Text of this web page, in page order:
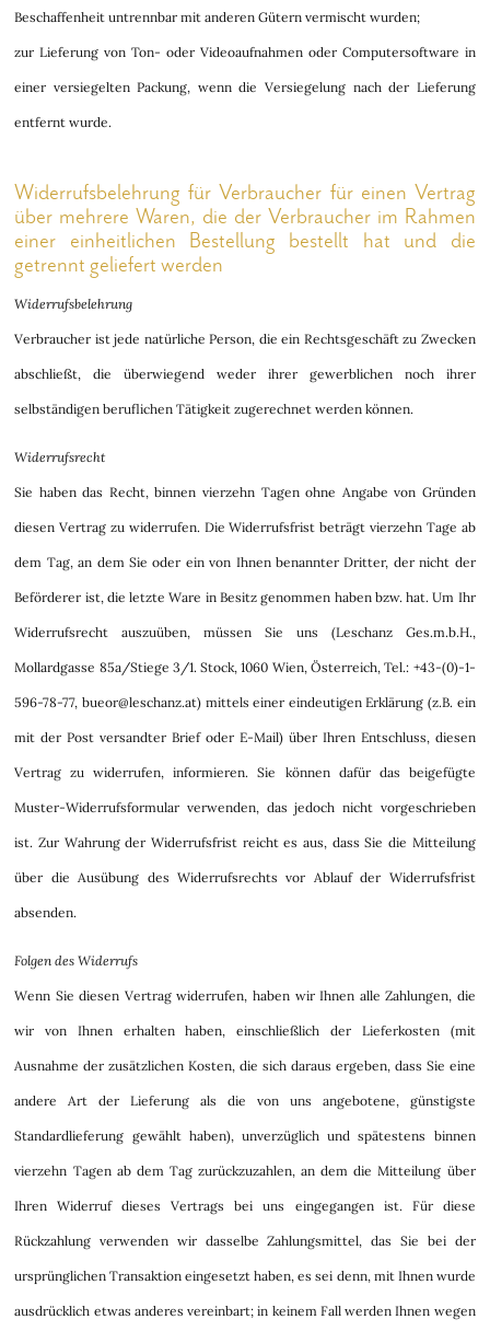
Beschaffenheit untrennbar mit anderen Gütern vermischt wurden;
zur Lieferung von Ton- oder Videoaufnahmen oder Computersoftware in
einer versiegelten Packung, wenn die Versiegelung nach der Lieferung
entfernt wurde.
Widerrufsbelehrung für Verbraucher für einen Vertrag
über mehrere Waren, die der Verbraucher im Rahmen
einer einheitlichen Bestellung bestellt hat und die
getrennt geliefert werden
Widerrufsbelehrung
Verbraucher ist jede natürliche Person, die ein Rechtsgeschäft zu Zwecken
abschließt, die überwiegend weder ihrer gewerblichen noch ihrer
selbständigen beruflichen Tätigkeit zugerechnet werden können.
Widerrufsrecht
Sie haben das Recht, binnen vierzehn Tagen ohne Angabe von Gründen
diesen Vertrag zu widerrufen. Die Widerrufsfrist beträgt vierzehn Tage ab
dem Tag, an dem Sie oder ein von Ihnen benannter Dritter, der nicht der
Beförderer ist, die letzte Ware in Besitz genommen haben bzw. hat. Um Ihr
Widerrufsrecht auszuüben, müssen Sie uns (Leschanz Ges.m.b.H.,
Mollardgasse 85a/Stiege 3/1. Stock, 1060 Wien, Österreich, Tel.: +43-(0)-1-
596-78-77, bueor@leschanz.at) mittels einer eindeutigen Erklärung (z.B. ein
mit der Post versandter Brief oder E-Mail) über Ihren Entschluss, diesen
Vertrag zu widerrufen, informieren. Sie können dafür das beigefügte
Muster-Widerrufsformular verwenden, das jedoch nicht vorgeschrieben
ist. Zur Wahrung der Widerrufsfrist reicht es aus, dass Sie die Mitteilung
über die Ausübung des Widerrufsrechts vor Ablauf der Widerrufsfrist
absenden.
Folgen des Widerrufs
Wenn Sie diesen Vertrag widerrufen, haben wir Ihnen alle Zahlungen, die
wir von Ihnen erhalten haben, einschließlich der Lieferkosten (mit
Ausnahme der zusätzlichen Kosten, die sich daraus ergeben, dass Sie eine
andere Art der Lieferung als die von uns angebotene, günstigste
Standardlieferung gewählt haben), unverzüglich und spätestens binnen
vierzehn Tagen ab dem Tag zurückzuzahlen, an dem die Mitteilung über
Ihren Widerruf dieses Vertrags bei uns eingegangen ist. Für diese
Rückzahlung verwenden wir dasselbe Zahlungsmittel, das Sie bei der
ursprünglichen Transaktion eingesetzt haben, es sei denn, mit Ihnen wurde
ausdrücklich etwas anderes vereinbart; in keinem Fall werden Ihnen wegen